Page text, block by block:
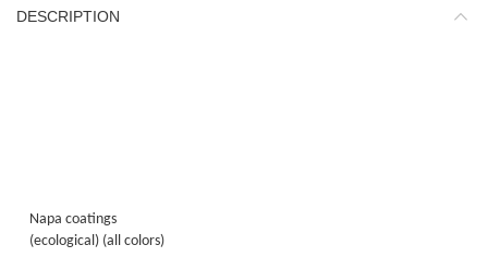
DESCRIPTION
Napa coatings
(ecological) (all colors)